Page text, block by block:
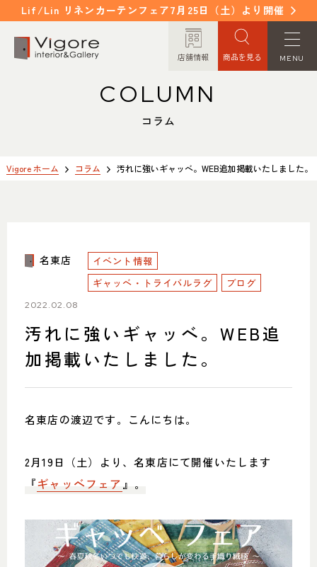
Lif/Lin リネンカーテンフェア7月25日（土）より開催
店舗情報 商品を見る MENU
イベント/ニュース
ITEM
WORKS
よくあるご質問
店舗情報
NAKAGAWA
名東店
オーダーメイド
お問い合わせ
プライバシーポリシー
TRANSACTION
特定商取引法に基づく表記
中川店
住所
〒454-0825 名古屋市中川区好
本町1-107
Google map
COLUMN
コラム
Vigore ホーム コラム 汚れに強いギャッベ。WEB追加掲載いたしました。
名東店
イベント情報
ギャッベ・トライバルラグ
ブログ
2022.02.08
汚れに強いギャッベ。WEB追
加掲載いたしました。
名東店の渡辺です。こんにちは。
2月19日（土）より、名東店にて開催いたします
『ギャッベフェア』 。